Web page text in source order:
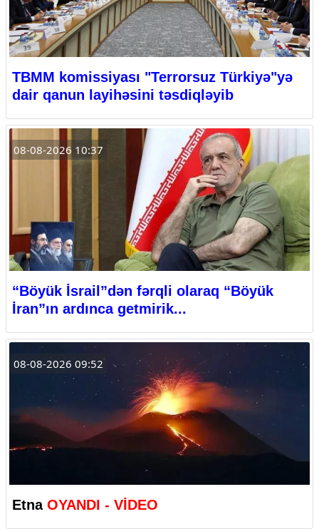
TBMM komissiyası "Terrorsuz Türkiyə"yə
dair qanun layihəsini təsdiqləyib
08-08-2026 10:37
“Böyük İsrail”dən fərqli olaraq “Böyük
İran”ın ardınca getmirik...
08-08-2026 09:52
Etna OYANDI - VİDEO